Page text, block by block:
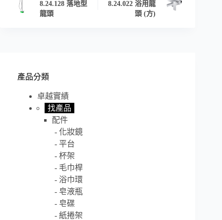
8.24.128 落地型
龍頭
8.24.022 浴用龍
頭 (方)
產品分類
卓越實績
找產品
配件
化妝鏡
平台
杯架
毛巾桿
浴巾環
皂液瓶
皂碟
紙捲架